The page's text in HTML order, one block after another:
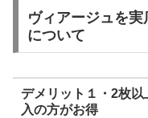
ヴィアージュを
について
デメリット１・2枚
入の方がお得